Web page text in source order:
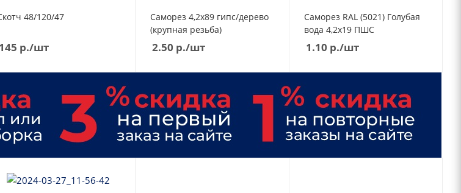
48/120/47
145 р./шт
Саморез 4,2х89 гипс/дерево
(крупная резьба)
2.50 р./шт
Саморез RAL (5021) Голубая
вода 4,2х19 ПШС
1.10 р./шт
СОБСТВЕННОЕ ПРОИЗВОДСТВО